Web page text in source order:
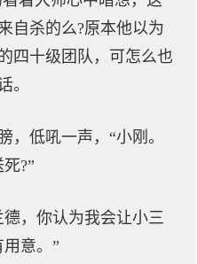
自杀的么?原本他以为
四十级团队，可怎么也
。
，低吼一声，“小刚。
?”
，你认为我会让小三
意。”